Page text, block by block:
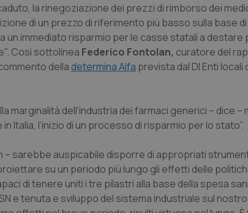
la rinegoziazione dei prezzi di rimborso dei
di un prezzo di riferimento più basso sulla base
un immediato risparmio per le casse statali a
Così sottolinea Federico Fontolan, curatore del
della determina Aifa prevista dal Dl Enti
marginalità dell’industria dei farmaci generici – dice
Italia, l’inizio di un processo di risparmio per lo stato”.
– sarebbe auspicabile disporre di appropriati
su un periodo più lungo gli effetti delle
di tenere uniti i tre pilastri alla base della spesa
e tenuta e sviluppo del sistema industriale sul